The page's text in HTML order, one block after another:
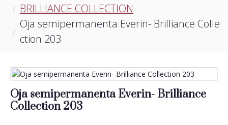
BRILLIANCE COLLECTION
Oja semipermanenta Everin- Brilliance Colle
ction 203
Oja semipermanenta Everin- Brilliance
Collection 203